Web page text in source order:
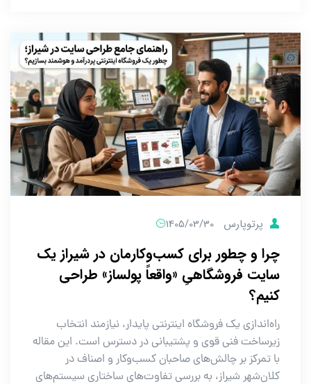
پرتوپارس 1405/03/30
چرا و چطور برای کسب‌وکارمان در شیراز یک
سایت فروشگاهیِ «واقعاً پولساز» طراحی
کنیم؟
راه‌اندازی یک فروشگاه اینترنتی پایدار، نیازمند انتخاب
زیرساخت فنی قوی و پشتیبانی در دسترس است. این مقاله
با تمرکز بر چالش‌های صاحبان کسب‌وکار و اصناف در
کلان‌شهر شیراز، به بررسی تفاوت‌های ساختاری سیستم‌های